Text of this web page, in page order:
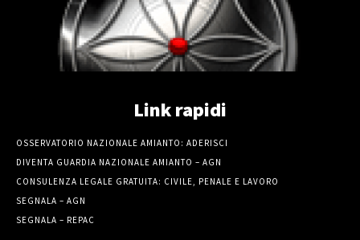
Link rapidi
OSSERVATORIO NAZIONALE AMIANTO: ADERISCI
DIVENTA GUARDIA NAZIONALE AMIANTO – AGN
CONSULENZA LEGALE GRATUITA: CIVILE, PENALE E LAVORO
SEGNALA – AGN
SEGNALA – REPAC